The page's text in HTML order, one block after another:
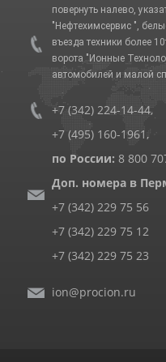
повернуть налево,
"Нефтехимсервис ",
въезда техники более
ворота "Ионные
автомобилей и малой
+7 (342) 224-14-44,
+7 (495) 160-1961 ,
по России: 8 800
Доп. номера в
+7 (342) 229 75 56
+7 (342) 229 75 12
+7 (342) 229 75 23
ion@procion.ru